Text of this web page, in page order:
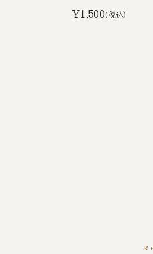
¥1,500(税込)